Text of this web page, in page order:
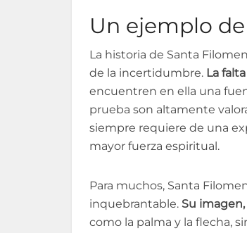
Un ejemplo
La historia de Santa
de la incertidumbre. La
encuentren en ella una
prueba son altamente
siempre requiere de una
mayor fuerza espiritual.
Para muchos, Santa
inquebrantable. Su
como la palma y la flecha,